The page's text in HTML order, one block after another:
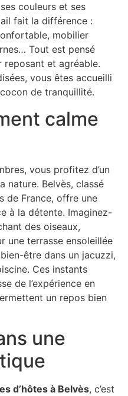
couleurs et ses
fait la différence :
mobilier
Tout est pensé
reposant et agréable.
vous êtes accueilli
de tranquillité.
calme
vous profitez d’un
nature. Belvès, classé
de France, offre une
à la détente. Imaginez-
des oiseaux,
une terrasse ensoleillée
être dans un jacuzzi,
Ces instants
de l’expérience en
un repos bien
une
d’hôtes à Belvès, c’est